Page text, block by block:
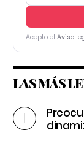
Acepto el Aviso
LAS MÁS